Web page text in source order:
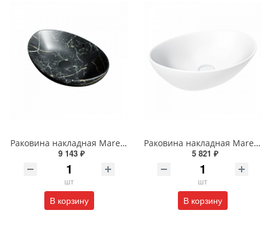
Раковина накладная Maretti Eleganza EN13NS48-560MR 59 см черная мраморная
9 143 ₽
шт
В корзину
Раковина накладная Maretti Eleganza EN13NS87-740 41 см белая
5 821 ₽
шт
В корзину